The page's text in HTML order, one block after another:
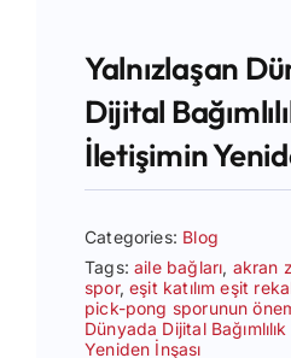
Yalnızlaşan
Dijital
İletişimin
Categories: Blog
Tags:aile bağları, akran
spor,eşit katılım eşit
pick-pong sporunun
Dünyada Dijital
Yeniden İnşası